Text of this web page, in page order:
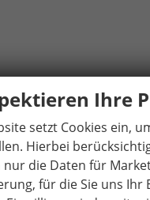
Ihre
setzt Cookies ein,
Hierbei
die Daten für
für die Sie uns Ihr